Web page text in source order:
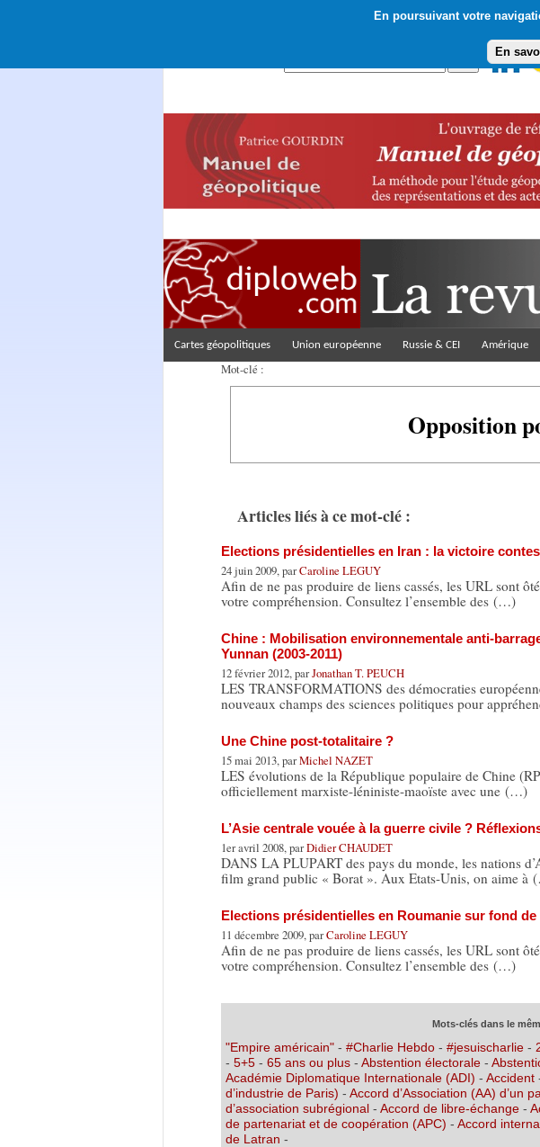
En poursuivant votre
En
Cartes géopolitiques Union européenne Russie & CEI Amérique
Mot-clé :
Opposition
Articles liés à ce mot-clé :
Elections présidentielles en Iran : la victoire
24 juin 2009, parCaroline LEGUY
Afin de ne pas produire de liens cassés, les URL sont
votre compréhension. Consultez l’ensemble des (…)
Chine : Mobilisation environnementale anti-
Yunnan (2003-2011)
12 février 2012, parJonathan T. PEUCH
LES TRANSFORMATIONS des démocraties
nouveaux champs des sciences politiques pour
Une Chine post-totalitaire ?
15 mai 2013, parMichel NAZET
LES évolutions de la République populaire de Chine
officiellement marxiste-léniniste-maoïste avec une (…)
L’Asie centrale vouée à la guerre civile ?
1er avril 2008, parDidier CHAUDET
DANS LA PLUPART des pays du monde, les nations
film grand public « Borat ». Aux Etats-Unis, on aime à
Elections présidentielles en Roumanie sur fond
11 décembre 2009, parCaroline LEGUY
Afin de ne pas produire de liens cassés, les URL sont
votre compréhension. Consultez l’ensemble des (…)
Mots-clés dans le
"Empire américain"- #Charlie Hebdo- #jesuischarlie-
- 5+5- 65 ans ou plus- Abstention électorale-
Académie Diplomatique Internationale (ADI) - Accident
d’industrie de Paris) - Accord d’Association (AA) d’un
d’association subrégional- Accord de libre-échange-
de partenariat et de coopération (APC) - Accord
de Latran -